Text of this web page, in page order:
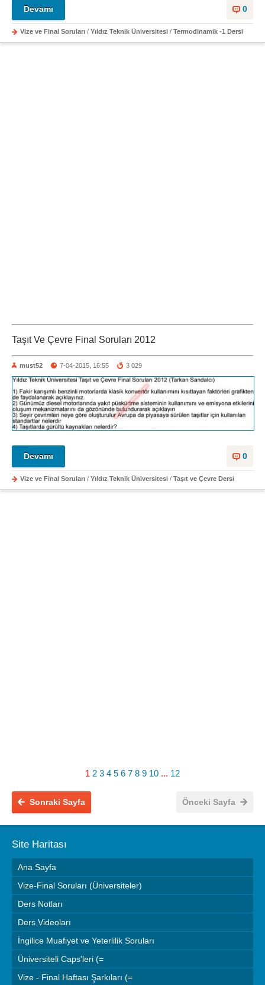
0
Devamı
Vize ve Final Soruları / Yıldız Teknik Üniversitesi / Termodinamik -1 Dersi
Taşıt Ve Çevre Final Soruları 2012
must52 7-04-2015, 16:55 3 029
0
Devamı
Vize ve Final Soruları / Yıldız Teknik Üniversitesi / Taşıt ve Çevre Dersi
1 2 3 4 5 6 7 8 9 10 ... 12
Önceki Sayfa
Sonraki Sayfa
Site Haritası
Ana Sayfa
Vize-Final Soruları (Üniversiteler)
Ders Notları
Ders Videoları
İngilice Muafiyet ve Yeterlilik Soruları
Üniversiteli Caps'leri (=
Vize - Final Haftası Şarkıları (=